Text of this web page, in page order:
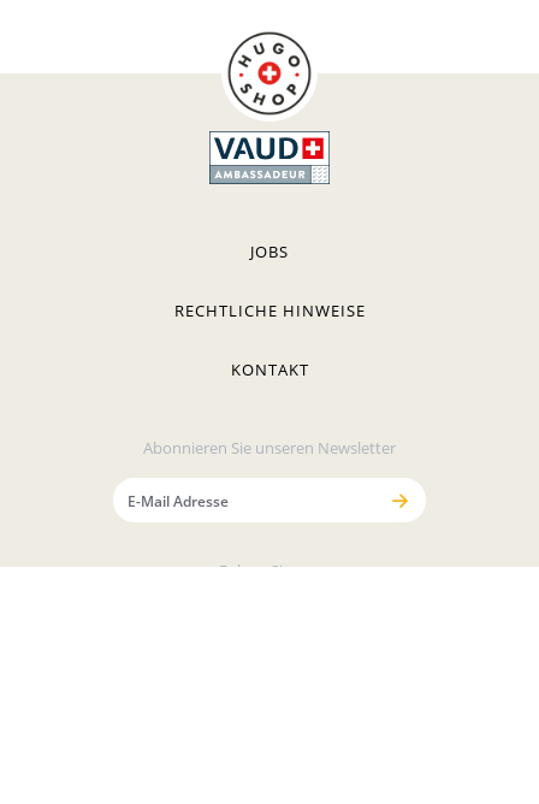
JOBS
RECHTLICHE HINWEISE
KONTAKT
Abonnieren Sie unseren Newsletter
Folgen Sie uns